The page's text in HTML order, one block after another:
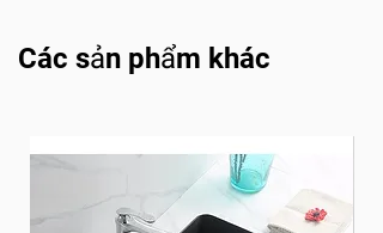
Các sản phẩm khác